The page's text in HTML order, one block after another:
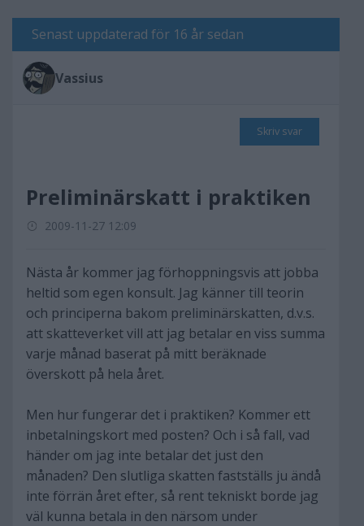
Senast uppdaterad för 16 år sedan
Vassius
Skriv svar
Preliminärskatt i praktiken
2009-11-27 12:09
Nästa år kommer jag förhoppningsvis att jobba
heltid som egen konsult. Jag känner till teorin
och principerna bakom preliminärskatten, d.v.s.
att skatteverket vill att jag betalar en viss summa
varje månad baserat på mitt beräknade
överskott på hela året.
Men hur fungerar det i praktiken? Kommer ett
inbetalningskort med posten? Och i så fall, vad
händer om jag inte betalar det just den
månaden? Den slutliga skatten fastställs ju ändå
inte förrän året efter, så rent tekniskt borde jag
väl kunna betala in den närsom under